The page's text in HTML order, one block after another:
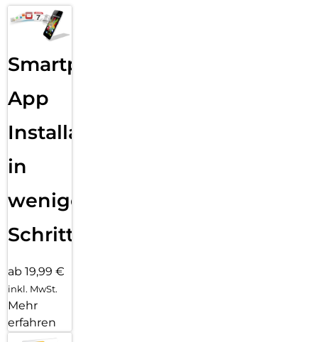
Smartphone
App
Installation
in
wenigen
Schritten
ab 19,99 €
inkl. MwSt.
Mehr
erfahren